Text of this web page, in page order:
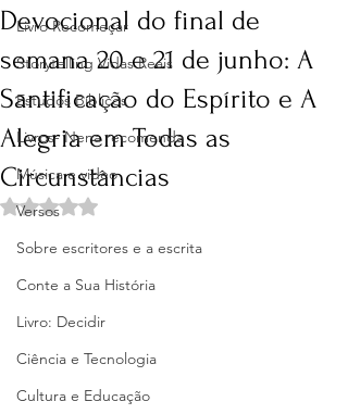
Livro Recomeçar
Storytelling Vidas Reais
Estudos Bíblicos
Livros- Nena recomenda
Música e video
Versos
Sobre escritores e a escrita
Conte a Sua História
Livro: Decidir
Ciência e Tecnologia
Cultura e Educação
Devocional do final de
semana 20 e 21 de junho: A
Santificação do Espírito e A
Alegria em Todas as
Circunstâncias
Avaliado com NaN de 5 estrelas.